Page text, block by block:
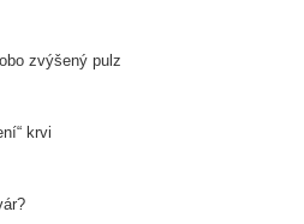
zvýšený pulz
krvi